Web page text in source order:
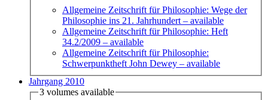
Allgemeine Zeitschrift für Philosophie: Wege der
Philosophie ins 21. Jahrhundert – available
Allgemeine Zeitschrift für Philosophie: Heft
34.2/2009 – available
Allgemeine Zeitschrift für Philosophie:
Schwerpunktheft John Dewey – available
Jahrgang 2010
3 volumes available